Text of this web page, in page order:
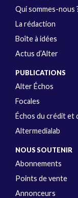
Qui sommes-nous
La rédaction
Boîte à idées
Actus d’Alter
PUBLICATIONS
Alter Échos
Focales
Échos du crédit et
Altermedialab
NOUS SOUTENIR
Abonnements
Points de vente
Annonceurs